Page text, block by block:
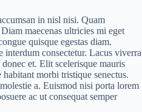
in nisl nisi. Quam
maecenas ultricies mi eget
quisque egestas diam.
interdum consectetur. Lacus viverra
et. Elit scelerisque mauris
morbi tristique senectus.
a. Euismod nisi porta lorem
ac ut consequat semper